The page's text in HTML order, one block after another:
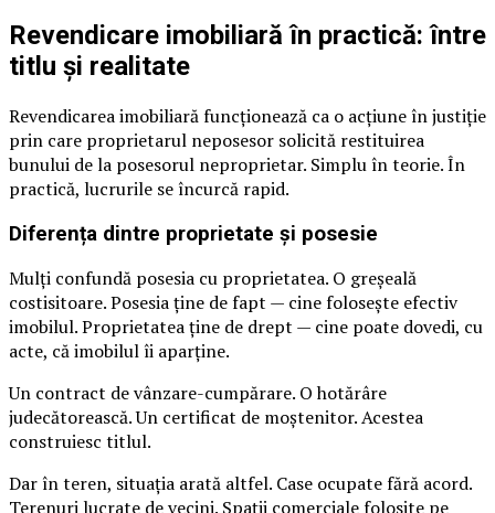
Revendicare imobiliară în practică: între
titlu și realitate
Revendicarea imobiliară funcționează ca o acțiune în justiție
prin care proprietarul neposesor solicită restituirea
bunului de la posesorul neproprietar. Simplu în teorie. În
practică, lucrurile se încurcă rapid.
Diferența dintre proprietate și posesie
Mulți confundă posesia cu proprietatea. O greșeală
costisitoare. Posesia ține de fapt — cine folosește efectiv
imobilul. Proprietatea ține de drept — cine poate dovedi, cu
acte, că imobilul îi aparține.
Un contract de vânzare-cumpărare. O hotărâre
judecătorească. Un certificat de moștenitor. Acestea
construiesc titlul.
Dar în teren, situația arată altfel. Case ocupate fără acord.
Terenuri lucrate de vecini. Spații comerciale folosite pe